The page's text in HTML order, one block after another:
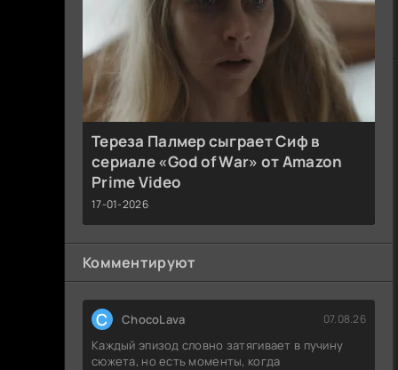
Тереза Палмер сыграет Сиф в
сериале «God of War» от Amazon
Prime Video
17-01-2026
Комментируют
C ChocoLava 07.08.26
Каждый эпизод словно затягивает в пучину
сюжета, но есть моменты, когда